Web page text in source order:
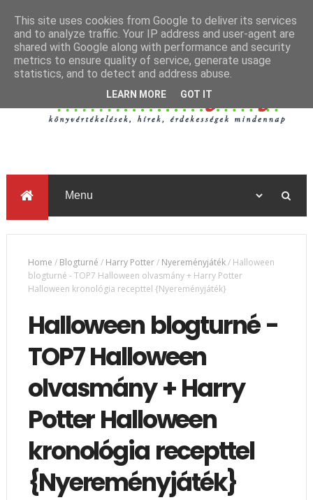
Home / Blogturné / Harry Potter/ Nyereményjáték/ Halloween
blogturné - TOP7 Halloween olvasmány + Harry Potter
Halloween kronológia recepttel {Nyereményjáték}
Halloween blogturné -
TOP7 Halloween
olvasmány + Harry
Potter Halloween
kronológia recepttel
{Nyereményjáték}
This site uses cookies from Google to deliver its services
and to analyze traffic. Your IP address and user-agent are
shared with Google along with performance and security
metrics to ensure quality of service, generate usage
statistics, and to detect and address abuse.
LEARN MORE GOT IT